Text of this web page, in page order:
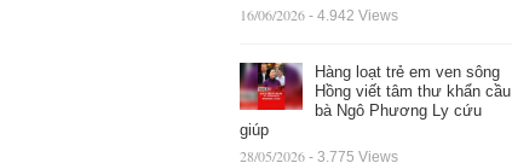
16/06/2026 - 4.942 Views
Hàng loạt trẻ em ven sông
Hồng viết tâm thư khẩn cầu
bà Ngô Phương Ly cứu
giúp
28/05/2026 - 3.775 Views